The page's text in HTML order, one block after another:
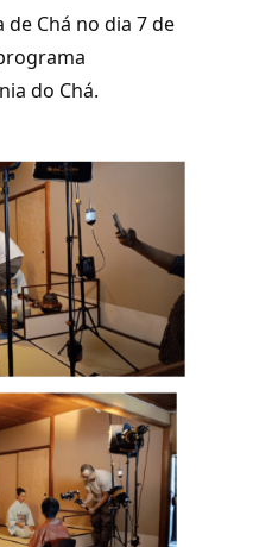
de Chá no dia 7 de
do Chá.